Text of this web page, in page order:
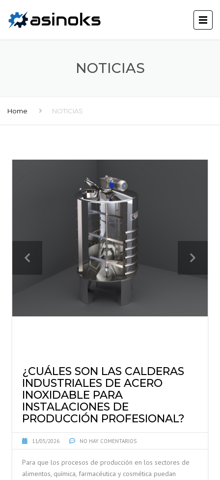
NOTICIAS
Home NOTICIAS
¿CUÁLES SON LAS CALDERAS
INDUSTRIALES DE ACERO
INOXIDABLE PARA
INSTALACIONES DE
PRODUCCIÓN PROFESIONAL?
11/05/2026 NO HAY COMENTARIOS
Para que los procesos de producción en los sectores de
alimentos, química, farmacéutica y cosmética puedan